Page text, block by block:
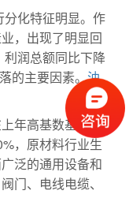
化特征明显。作
，出现了明显回
润总额同比下降
的主要因素。油
年高基数基础上
，原材料行业生
泛的通用设备和
门、电线电缆、